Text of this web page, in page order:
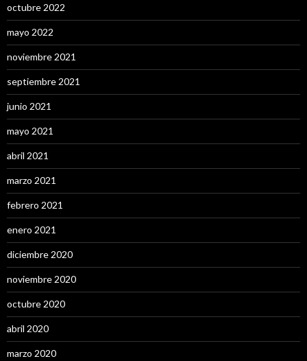
octubre 2022
mayo 2022
noviembre 2021
septiembre 2021
junio 2021
mayo 2021
abril 2021
marzo 2021
febrero 2021
enero 2021
diciembre 2020
noviembre 2020
octubre 2020
abril 2020
marzo 2020